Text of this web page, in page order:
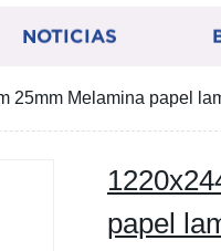
NOTICIAS
25mm Melamina papel
papel